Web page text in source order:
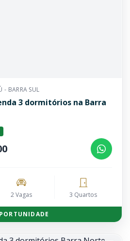
- BARRA SUL
3 dormitórios na Barra
2 Vagas 3 Quartos